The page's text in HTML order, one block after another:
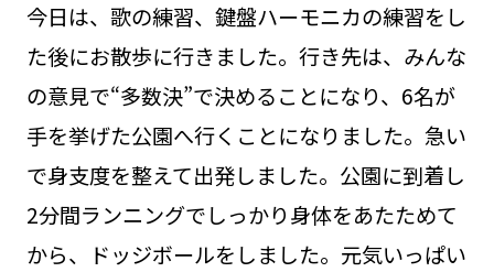
今日は、歌の練習、鍵盤ハーモニカの練習をし
た後にお散歩に行きました。行き先は、みんな
の意見で“多数決”で決めることになり、6名が
手を挙げた公園へ行くことになりました。急い
で身支度を整えて出発しました。公園に到着し
2分間ランニングでしっかり身体をあたためて
から、ドッジボールをしました。元気いっぱい